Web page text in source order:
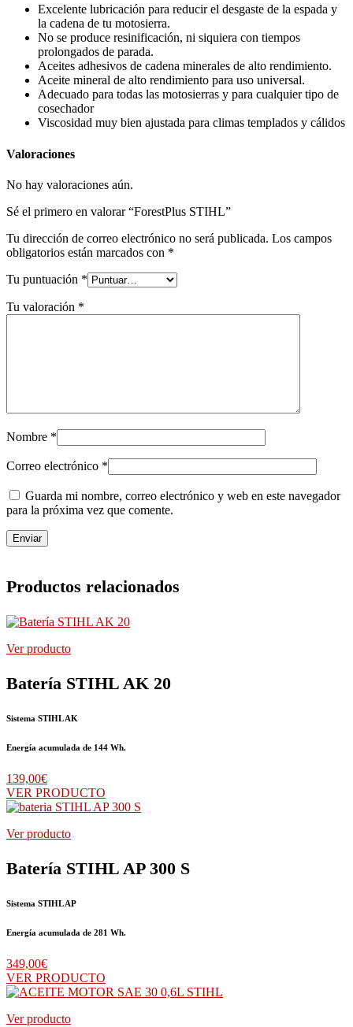
Excelente lubricación para reducir el desgaste de la espada y
la cadena de tu motosierra.
No se produce resinificación, ni siquiera con tiempos
prolongados de parada.
Aceites adhesivos de cadena minerales de alto rendimiento.
Aceite mineral de alto rendimiento para uso universal.
Adecuado para todas las motosierras y para cualquier tipo de
cosechador
Viscosidad muy bien ajustada para climas templados y cálidos
Valoraciones
No hay valoraciones aún.
Sé el primero en valorar “ForestPlus STIHL”
Tu dirección de correo electrónico no será publicada. Los campos
obligatorios están marcados con *
Tu puntuación *
Tu valoración *
Nombre *
Correo electrónico *
Guarda mi nombre, correo electrónico y web en este navegador
para la próxima vez que comente.
Productos relacionados
Ver producto
Batería STIHL AK 20
Sistema STIHL AK
Energía acumulada de 144 Wh.
139,00€
VER PRODUCTO
Ver producto
Batería STIHL AP 300 S
Sistema STIHL AP
Energía acumulada de 281 Wh.
349,00€
VER PRODUCTO
Ver producto